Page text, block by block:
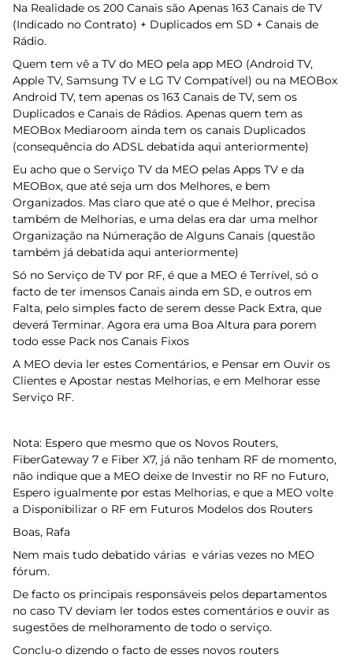
Na Realidade os 200 Canais são Apenas 163 Canais de TV
(Indicado no Contrato) + Duplicados em SD + Canais de
Rádio.
Quem tem vê a TV do MEO pela app MEO (Android TV,
Apple TV, Samsung TV e LG TV Compatível) ou na MEOBox
Android TV, tem apenas os 163 Canais de TV, sem os
Duplicados e Canais de Rádios. Apenas quem tem as
MEOBox Mediaroom ainda tem os canais Duplicados
(consequência do ADSL debatida aqui anteriormente)
Eu acho que o Serviço TV da MEO pelas Apps TV e da
MEOBox, que até seja um dos Melhores, e bem
Organizados. Mas claro que até o que é Melhor, precisa
também de Melhorias, e uma delas era dar uma melhor
Organização na Númeração de Alguns Canais (questão
também já debatida aqui anteriormente)
Só no Serviço de TV por RF, é que a MEO é Terrível, só o
facto de ter imensos Canais ainda em SD, e outros em
Falta, pelo simples facto de serem desse Pack Extra, que
deverá Terminar. Agora era uma Boa Altura para porem
todo esse Pack nos Canais Fixos
A MEO devia ler estes Comentários, e Pensar em Ouvir os
Clientes e Apostar nestas Melhorias, e em Melhorar esse
Serviço RF.
Nota: Espero que mesmo que os Novos Routers,
FiberGateway 7 e Fiber X7, já não tenham RF de momento,
não indique que a MEO deixe de Investir no RF no Futuro,
Espero igualmente por estas Melhorias, e que a MEO volte
a Disponibilizar o RF em Futuros Modelos dos Routers
Boas, Rafa
Nem mais tudo debatido várias e várias vezes no MEO
fórum.
De facto os principais responsáveis pelos departamentos
no caso TV deviam ler todos estes comentários e ouvir as
sugestões de melhoramento de todo o serviço.
Conclu-o dizendo o facto de esses novos routers